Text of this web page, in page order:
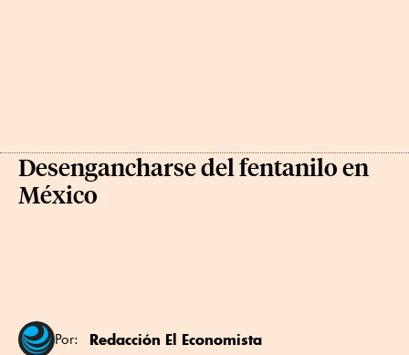
Desengancharse del fentanilo en
México
Por: Redacción El Economista